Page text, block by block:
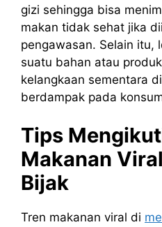
gizi sehingga bisa
makan tidak sehat jika
pengawasan. Selain itu,
suatu bahan atau
kelangkaan sementara
berdampak pada
Tips
Makanan
Bijak
Tren makanan viral di